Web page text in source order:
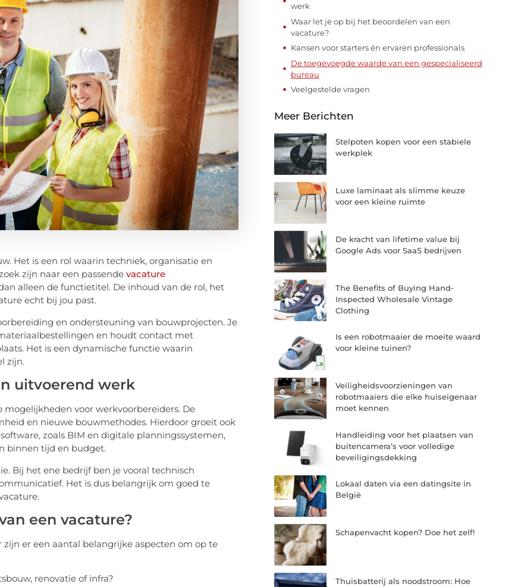
Het is een rol waarin techniek, organisatie en
zijn naar een passendevacature
alleen de functietitel. De inhoud van de rol, het
echt bij jou past.
en ondersteuning van bouwprojecten. Je
en houdt contact met
Het is een dynamische functie waarin
zijn.
uitvoerend werk
mogelijkheden voor werkvoorbereiders. De
en nieuwe bouwmethodes. Hierdoor groeit ook
zoals BIM en digitale planningssystemen,
binnen tijd en budget.
Bij het ene bedrijf ben je vooral technisch
Het is dus belangrijk om goed te
een vacature?
er een aantal belangrijke aspecten om op te
renovatie of infra?
werk
Waar let je op bij het beoordelen van een
vacature?
Kansen voor starters én ervaren professionals
De toegevoegde waarde van een gespecialiseerd
bureau
Veelgestelde vragen
Meer Berichten
Stelpoten kopen voor een stabiele
werkplek
Luxe laminaat als slimme keuze
voor een kleine ruimte
De kracht van lifetime value bij
Google Ads voor SaaS bedrijven
The Benefits of Buying Hand-
Inspected Wholesale Vintage
Clothing
Is een robotmaaier de moeite waard
voor kleine tuinen?
Veiligheidsvoorzieningen van
robotmaaiers die elke huiseigenaar
moet kennen
Handleiding voor het plaatsen van
buitencamera’s voor volledige
beveiligingsdekking
Lokaal daten via een datingsite in
België
Schapenvacht kopen? Doe het zelf!
Thuisbatterij als noodstroom: Hoe